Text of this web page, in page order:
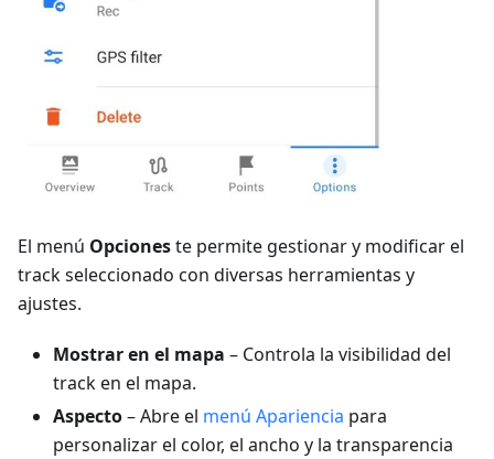
El menú Opcioneste permite gestionar y modificar el
track seleccionado con diversas herramientas y
ajustes.
Mostrar en el mapa – Controla la visibilidad del
track en el mapa.
Aspecto– Abre el menú Apariencia para
personalizar el color, el ancho y la transparencia